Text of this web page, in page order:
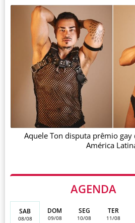
AGENDA
SAB
08/08
DOM
09/08
SEG
10/08
TER
11/08
Aquele Ton disputa prêmio
América